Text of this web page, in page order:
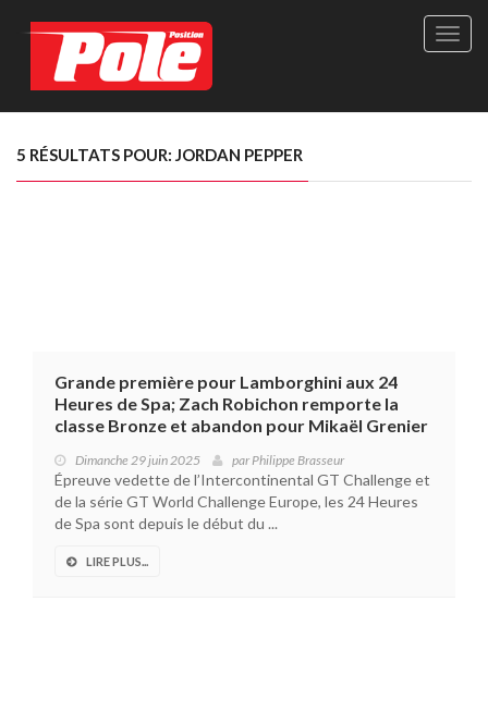
Site
Le
5 RÉSULTATS POUR: JORDAN PEPPER
Grande première pour Lamborghini aux 24
Heures de Spa; Zach Robichon remporte la
classe Bronze et abandon pour Mikaël Grenier
Dimanche 29 juin 2025 parPhilippe Brasseur
Épreuve vedette de l’Intercontinental GT Challenge et
de la série GT World Challenge Europe, les 24 Heures
de Spa sont depuis le début du ...
LIRE PLUS...